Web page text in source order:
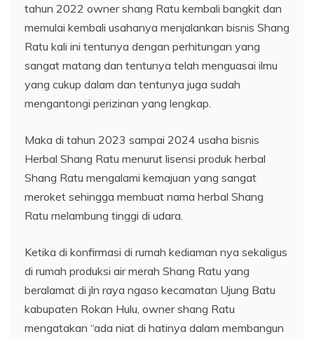
tahun 2022 owner shang Ratu kembali bangkit dan
memulai kembali usahanya menjalankan bisnis Shang
Ratu kali ini tentunya dengan perhitungan yang
sangat matang dan tentunya telah menguasai ilmu
yang cukup dalam dan tentunya juga sudah
mengantongi perizinan yang lengkap.
Maka di tahun 2023 sampai 2024 usaha bisnis
Herbal Shang Ratu menurut lisensi produk herbal
Shang Ratu mengalami kemajuan yang sangat
meroket sehingga membuat nama herbal Shang
Ratu melambung tinggi di udara.
Ketika di konfirmasi di rumah kediaman nya sekaligus
di rumah produksi air merah Shang Ratu yang
beralamat di jln raya ngaso kecamatan Ujung Batu
kabupaten Rokan Hulu, owner shang Ratu
mengatakan “ada niat di hatinya dalam membangun